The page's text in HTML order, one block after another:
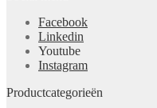
Facebook
Linkedin
Youtube
Instagram
Productcategorieën